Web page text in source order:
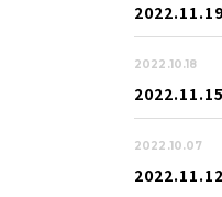
2022.10.18
2022.10.07